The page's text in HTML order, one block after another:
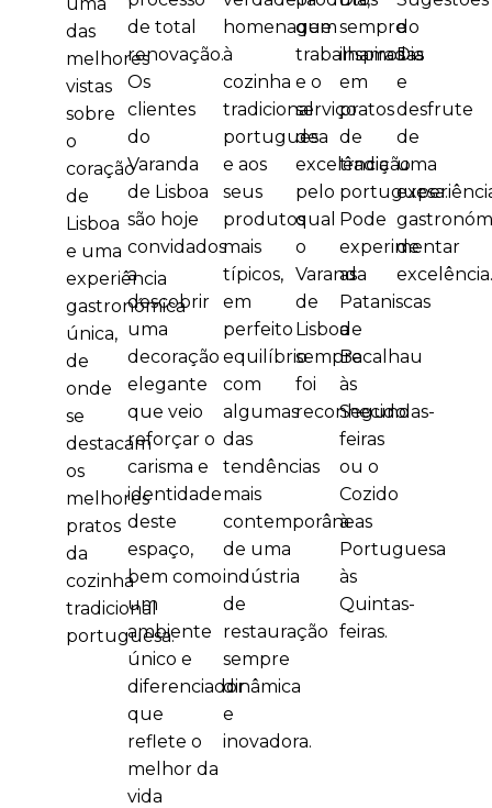
das
melhores
vistas
sobre
o
coração
de
Lisboa
e uma
experiência
gastronómica
única,
de
onde
se
destacam
os
melhores
pratos
da
cozinha
tradicional
portuguesa.
de total
renovação.
Os
clientes
do
Varanda
de Lisboa
são hoje
convidados
a
descobrir
uma
decoração
elegante
que veio
reforçar o
carisma e
identidade
deste
espaço,
bem como
um
ambiente
único e
diferenciador
que
reflete o
melhor da
vida
homenagem
à
cozinha
tradicional
portuguesa
e aos
seus
produtos
mais
típicos,
em
perfeito
equilíbrio
com
algumas
das
tendências
mais
contemporâneas
de uma
indústria
de
restauração
sempre
dinâmica
e
inovadora.
que
trabalhamos
e o
serviço
de
excelência
pelo
qual
o
Varanda
de
Lisboa
sempre
foi
reconhecido.
sempre
inspiradas
em
pratos
de
tradição
portuguesa.
Pode
experimentar
as
Pataniscas
de
Bacalhau
às
Segundas-
feiras
ou o
Cozido
à
Portuguesa
às
Quintas-
feiras.
do
Dia
e
desfrute
de
uma
de
excelência.